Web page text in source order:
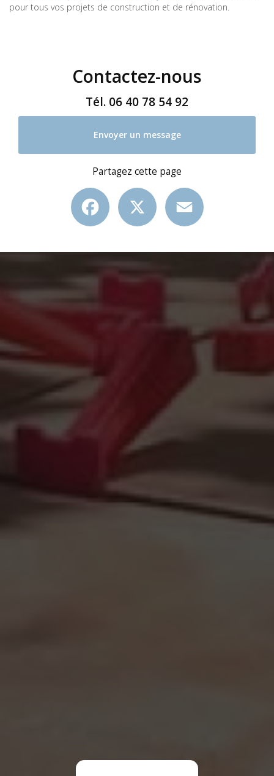
pour tous vos projets de construction et de rénovation.
Contactez-nous
Tél. 06 40 78 54 92
Envoyer un message
Partagez cette page
Facebook